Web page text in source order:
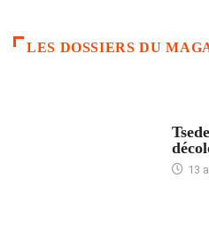
LES DOSSIERS DU
13